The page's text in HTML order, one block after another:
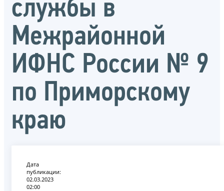
службы в
Межрайонной
ИФНС России № 9
по Приморскому
краю
Дата
публикации:
02.03.2023
02:00